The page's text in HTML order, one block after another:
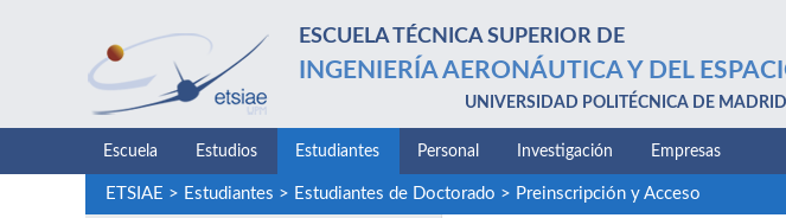
ESCUELA TÉCNICA SUPERIOR DE
INGENIERÍA AERONÁUTICA Y DEL
UNIVERSIDAD POLITÉCNICA DE MADRID
Escuela Estudios Estudiantes Personal Investigación Empresas
ETSIAE > Estudiantes > Estudiantes de Doctorado > Preinscripción y Acceso